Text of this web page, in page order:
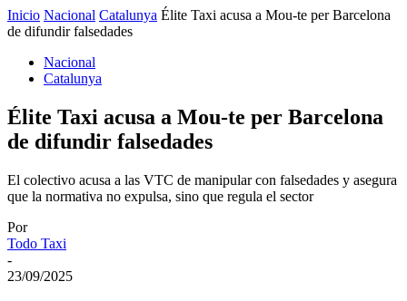
Inicio Nacional Catalunya Élite Taxi acusa a Mou-te per Barcelona
de difundir falsedades
Nacional
Catalunya
Élite Taxi acusa a Mou-te per Barcelona
de difundir falsedades
El colectivo acusa a las VTC de manipular con falsedades y asegura
que la normativa no expulsa, sino que regula el sector
Por
Todo Taxi
-
23/09/2025